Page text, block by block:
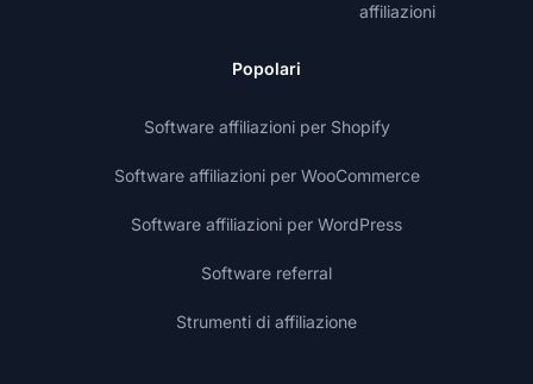
affiliazioni
Popolari
Software affiliazioni per Shopify
Software affiliazioni per WooCommerce
Software affiliazioni per WordPress
Software referral
Strumenti di affiliazione